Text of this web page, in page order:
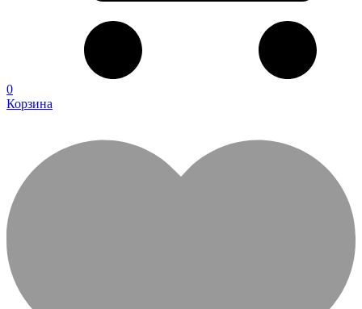
0
Корзина